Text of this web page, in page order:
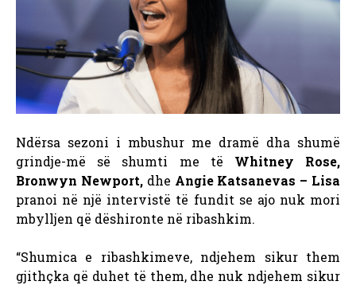
Ndërsa sezoni i mbushur me dramë dha shumë
grindje-më së shumti me të Whitney Rose,
Bronwyn Newport, dhe Angie Katsanevas – Lisa
pranoi në një intervistë të fundit se ajo nuk mori
mbylljen që dëshironte në ribashkim.
“Shumica e ribashkimeve, ndjehem sikur them
gjithçka që duhet të them, dhe nuk ndjehem sikur